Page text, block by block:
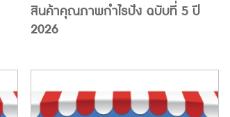
สินค้าคุณภาพกำไรปัง ฉบับที่ 5 ปี
2026